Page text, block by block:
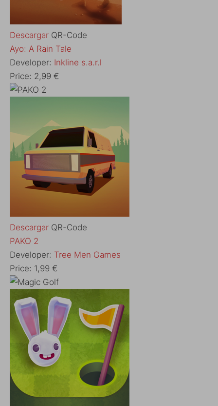
Descargar QR-Code
‎Ayo: A Rain Tale
Developer: Inkline s.a.r.l
Price: 2,99 €
Descargar QR-Code
‎PAKO 2
Developer: Tree Men Games
Price: 1,99 €